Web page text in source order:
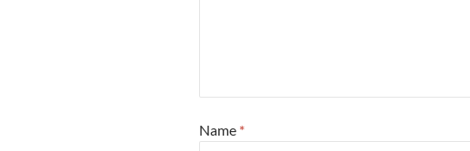
Name *